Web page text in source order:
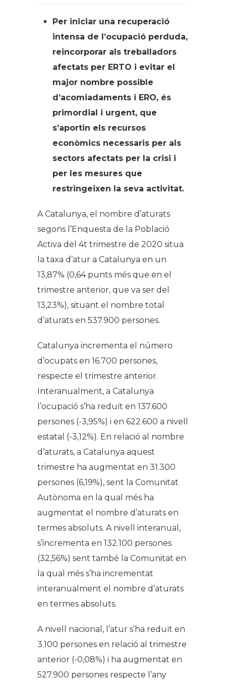
Per iniciar una recuperació
intensa de l’ocupació perduda,
reincorporar als treballadors
afectats per ERTO i evitar el
major nombre possible
d’acomiadaments i ERO, és
primordial i urgent, que
s’aportin els recursos
econòmics necessaris per als
sectors afectats per la crisi i
per les mesures que
restringeixen la seva activitat.
A Catalunya, el nombre d’aturats
segons l’Enquesta de la Població
Activa del 4t trimestre de 2020 situa
la taxa d’atur a Catalunya en un
13,87% (0,64 punts més que en el
trimestre anterior, que va ser del
13,23%), situant el nombre total
d’aturats en 537.900 persones.
Catalunya incrementa el número
d’ocupats en 16.700 persones,
respecte el trimestre anterior.
Interanualment, a Catalunya
l’ocupació s’ha reduït en 137.600
persones (-3,95%) i en 622.600 a nivell
estatal (-3,12%). En relació al nombre
d’aturats, a Catalunya aquest
trimestre ha augmentat en 31.300
persones (6,19%), sent la Comunitat
Autònoma en la qual més ha
augmentat el nombre d’aturats en
termes absoluts. A nivell interanual,
s’incrementa en 132.100 persones
(32,56%) sent també la Comunitat en
la qual més s’ha incrementat
interanualment el nombre d’aturats
en termes absoluts.
A nivell nacional, l’atur s’ha reduït en
3.100 persones en relació al trimestre
anterior (-0,08%) i ha augmentat en
527.900 persones respecte l’any